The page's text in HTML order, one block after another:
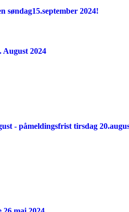
søndag15.september 2024!
August 2024
- påmeldingsfrist tirsdag